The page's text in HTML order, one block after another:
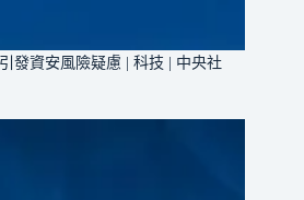
發資安風險疑慮 | 科技 | 中央社